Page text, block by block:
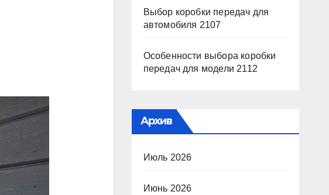
Выбор коробки передач для
автомобиля 2107
Особенности выбора коробки
передач для модели 2112
Архив
Июль 2026
Июнь 2026